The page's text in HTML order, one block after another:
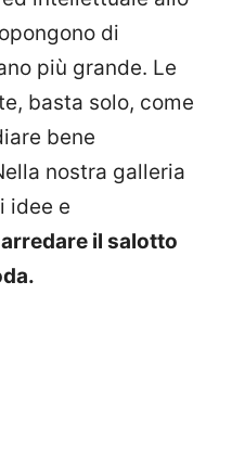
di
più grande. Le
basta solo, come
bene
nostra galleria
idee e
il salotto